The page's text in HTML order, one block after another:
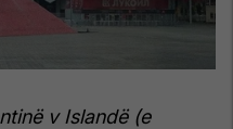
v Islandë (e